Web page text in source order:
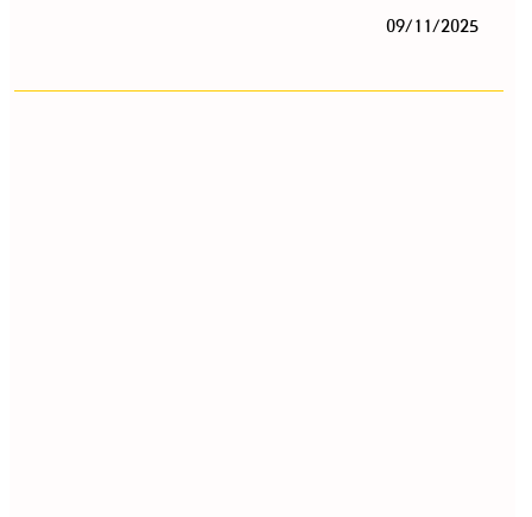
09/11/2025